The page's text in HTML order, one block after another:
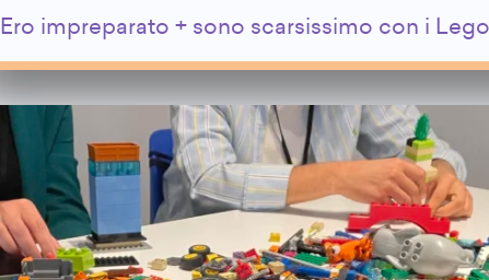
Ero impreparato + sono scarsissimo con i